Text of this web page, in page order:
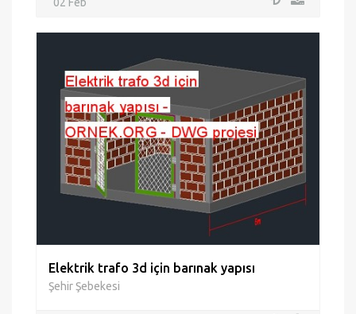
02 Feb
Elektrik trafo 3d için barınak yapısı
Şehir Şebekesi